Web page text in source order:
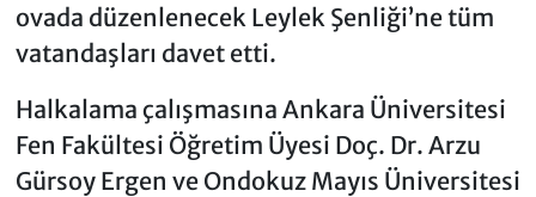
ovada düzenlenecek Leylek Şenliği’ne tüm
vatandaşları davet etti.
Halkalama çalışmasına Ankara Üniversitesi
Fen Fakültesi Öğretim Üyesi Doç. Dr. Arzu
Gürsoy Ergen ve Ondokuz Mayıs Üniversitesi